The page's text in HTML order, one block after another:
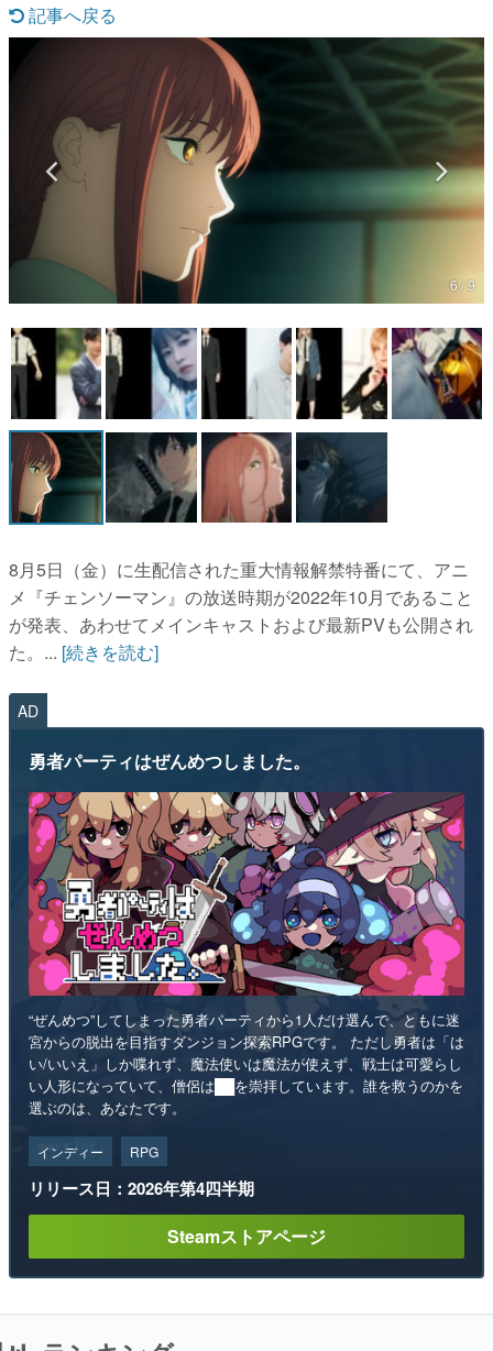
『うつヌケ』『ペンと箸』等で知られるマンガ家・田中圭
一先生によるゲーム業界レポートマンガです。
なんでゲームは面白い？
ゲーム開発者・hamatsu氏がゲームの魅力を画面や操作の
具体的な形から解き明かしていく、硬派で骨太な評論連載
です。
ゲームが変えた日本語
「経験値」「裏技」「ラスボス」… ゲームにまつわる言葉
の起源や用法の変遷を、コンピューター文化史研究家・タ
イニーP氏が徹底調査。
カテゴリ
特集記事
マンガ
女性向け
アプリレビュー
その他
電ファミニコゲーマーとは？
運営：株式会社マレ
記事へ戻る
6 / 9
8月5日（金）に生配信された重大情報解禁特番にて、アニ
メ『チェンソーマン』の放送時期が2022年10月であること
が発表、あわせてメインキャストおよび最新PVも公開され
た。... [続きを読む]
AD
勇者パーティはぜんめつしました。
“ぜんめつ”してしまった勇者パーティから1人だけ選んで、ともに迷
宮からの脱出を目指すダンジョン探索RPGです。 ただし勇者は「は
い/いいえ」しか喋れず、魔法使いは魔法が使えず、戦士は可愛らし
い人形になっていて、僧侶は██を崇拝しています。誰を救うのかを
選ぶのは、あなたです。
インディー RPG
リリース日：2026年第4四半期
Steamストアページ